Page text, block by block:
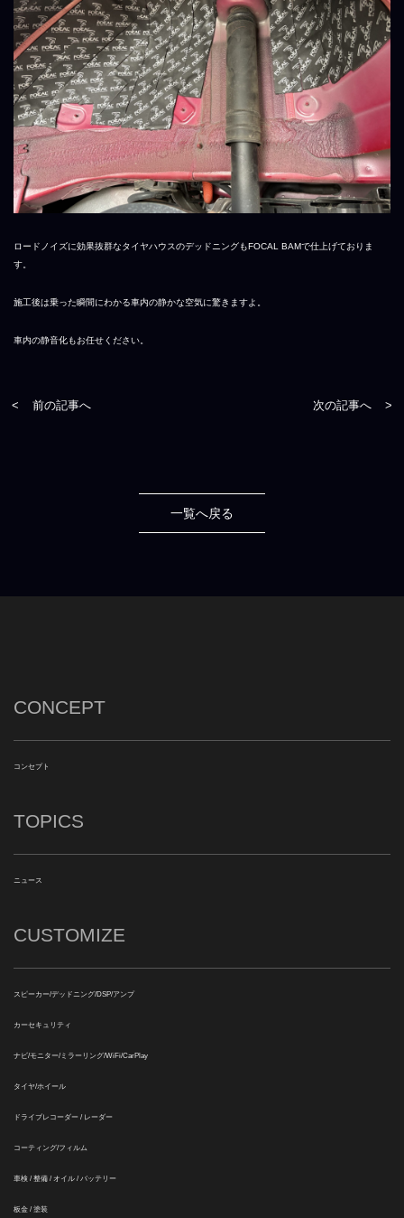
ロードノイズに効果抜群なタイヤハウスのデッドニングもFOCAL BAMで仕上げておりま
す。
施工後は乗った瞬間にわかる車内の静かな空気に驚きますよ。
車内の静音化もお任せください。
< 前の記事へ 次の記事へ >
一覧へ戻る
CONCEPT
コンセプト
TOPICS
ニュース
CUSTOMIZE
スピーカー/デッドニング/DSP/アンプ
カーセキュリティ
ナビ/モニター/ミラーリング/WiFi/CarPlay
タイヤ/ホイール
ドライブレコーダー / レーダー
コーティング/フィルム
車検 / 整備 / オイル / バッテリー
板金 / 塗装